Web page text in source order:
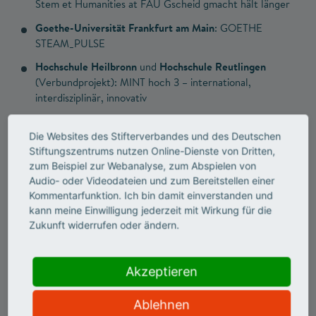
Stem et Humanities at FAU Gscheid gmacht hält länger
Goethe-Universität Frankfurt am Main: GOETHE
STEAM_PULSE
Hochschule Heilbronn und Hochschule Reutlingen
(Verbundprojekt): MINT hoch 3 – international,
interdisziplinär, innovativ
Zukunft – Waldethik für eine innovative Forstwirtschaft
Universität Kassel: doKuMINTa im MINT-Hub Kassel
Universität Leipzig: Leipziger Initiative für Nachhaltige
Entwicklung (LINE)
Universität zu Lübeck: Digital Explorer
Hochschule München: CTplus. Computational Thinking
Die Websites des Stifterverbandes und des Deutschen
Stiftungszentrums nutzen Online-Dienste von Dritten,
zum Beispiel zur Webanalyse, zum Abspielen von
Audio- oder Videodateien und zum Bereitstellen einer
Kommentarfunktion. Ich bin damit einverstanden und
kann meine Einwilligung jederzeit mit Wirkung für die
Zukunft widerrufen oder ändern.
Akzeptieren
Ablehnen